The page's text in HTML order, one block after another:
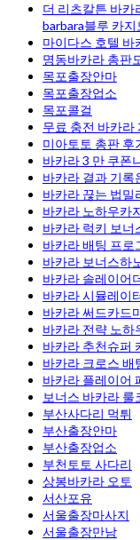
더 리츠칼튼 바
barbara블루 카지
마이다스 호텔 바
명동바카라 총판
목포출장안마
목포출장업소
목포콜걸
무료 충전 바카라
미아토토 총판 후
바카라 3 만 쿠폰
바카라 결과 기록
바카라 끊는 법밀
바카라 노하우카
바카라 럭키 보너
바카라 배팅 프로
바카라 보너스하
바카라 솔레이어
바카라 시뮬레이
바카라 써드카드
바카라 전략 노하
바카라 추천슈퍼
바카라 크로스 배
바카라 플레이어
보너스 바카라 룰
부산사다리 먹튀
부산출장안마
부산출장업소
부천토토 사다리
상봉바카라 오토
서산포유
서울출장마사지
서울출장만남